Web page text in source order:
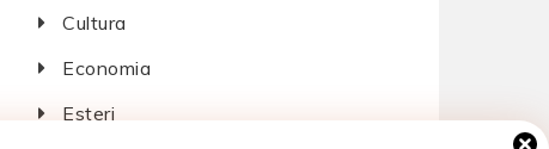
Cultura
Economia
Esteri